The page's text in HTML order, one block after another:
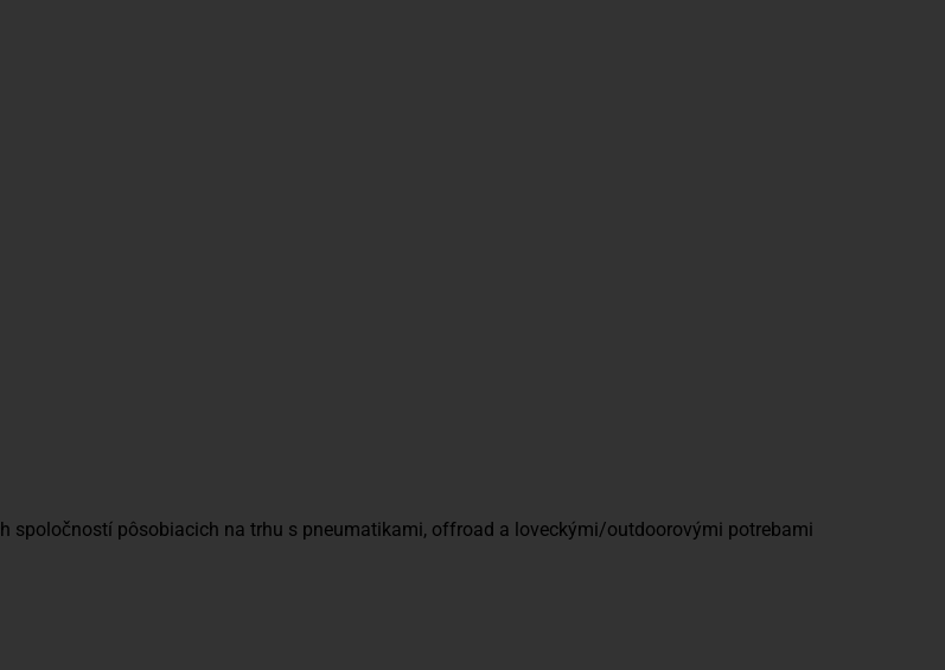
spoločností pôsobiacich na trhu s pneumatikami, offroad a loveckými/outdoorovými potrebami